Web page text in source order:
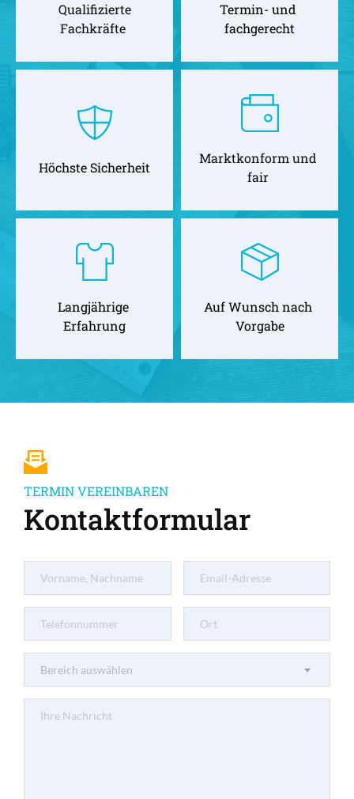
Qualifizierte
Fachkräfte
Termin- und
fachgerecht
Höchste Sicherheit
Marktkonform und
fair
Langjährige
Erfahrung
Auf Wunsch nach
Vorgabe
TERMIN VEREINBAREN
Kontaktformular
Bereich auswählen